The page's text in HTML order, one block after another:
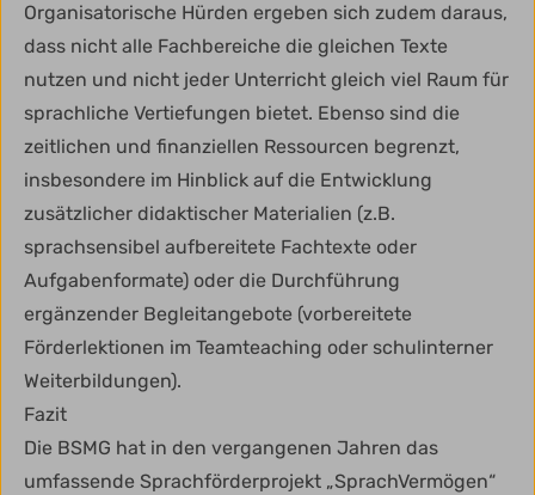
Organisatorische Hürden ergeben sich zudem daraus,
dass nicht alle Fachbereiche die gleichen Texte
nutzen und nicht jeder Unterricht gleich viel Raum für
sprachliche Vertiefungen bietet. Ebenso sind die
zeitlichen und finanziellen Ressourcen begrenzt,
insbesondere im Hinblick auf die Entwicklung
zusätzlicher didaktischer Materialien (z.B.
sprachsensibel aufbereitete Fachtexte oder
Aufgabenformate) oder die Durchführung
ergänzender Begleitangebote (vorbereitete
Förderlektionen im Teamteaching oder schulinterner
Weiterbildungen).
Fazit
Die BSMG hat in den vergangenen Jahren das
umfassende Sprachförderprojekt „SprachVermögen“